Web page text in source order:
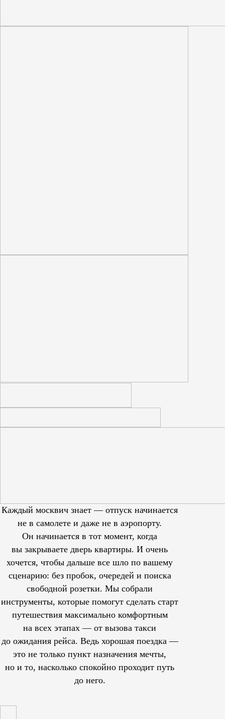
Каждый москвич знает — отпуск начинается
не в самолете и даже не в аэропорту.
Он начинается в тот момент, когда
вы закрываете дверь квартиры. И очень
хочется, чтобы дальше все шло по вашему
сценарию: без пробок, очередей и поиска
свободной розетки. Мы собрали
инструменты, которые помогут сделать старт
путешествия максимально комфортным
на всех этапах — от вызова такси
до ожидания рейса. Ведь хорошая поездка —
это не только пункт назначения мечты,
но и то, насколько спокойно проходит путь
до него.